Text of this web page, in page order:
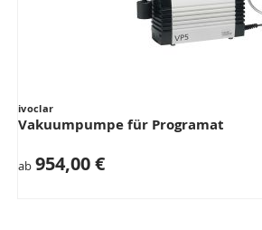
ivoclar
Vakuumpumpe für Programat
ab 954,00 €